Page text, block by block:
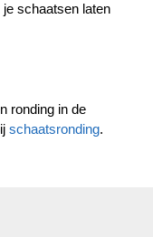
schaatsen laten
ronding in de
schaatsronding.